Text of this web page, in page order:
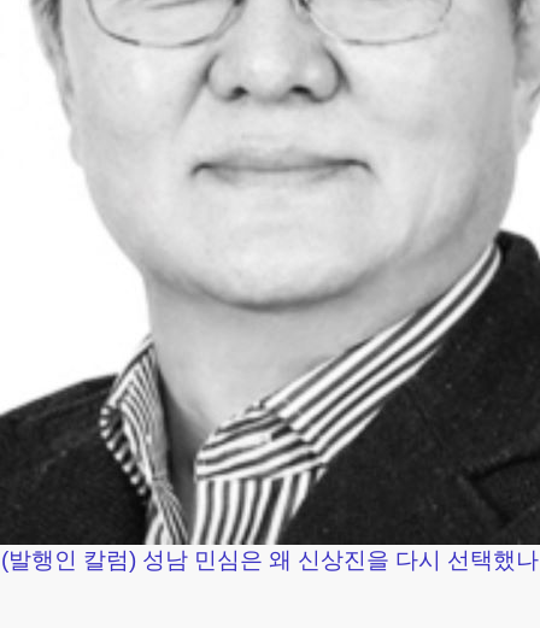
(발행인 칼럼) 성남 민심은 왜 신상진을 다시 선택했나